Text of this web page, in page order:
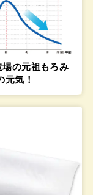
場の元祖もろみ
元気！